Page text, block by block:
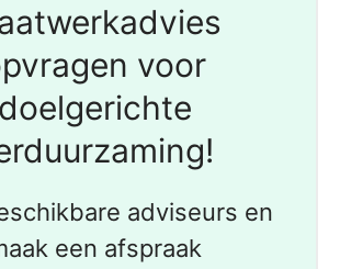
voor
doelgerichte
adviseurs en
een afspraak